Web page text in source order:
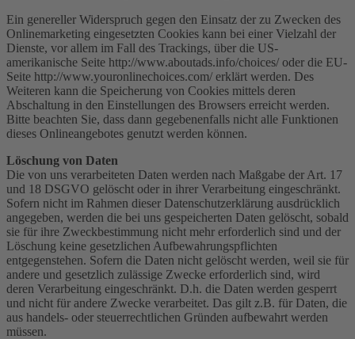
Ein genereller Widerspruch gegen den Einsatz der zu Zwecken des
Onlinemarketing eingesetzten Cookies kann bei einer Vielzahl der
Dienste, vor allem im Fall des Trackings, über die US-
amerikanische Seite http://www.aboutads.info/choices/ oder die EU-
Seite http://www.youronlinechoices.com/ erklärt werden. Des
Weiteren kann die Speicherung von Cookies mittels deren
Abschaltung in den Einstellungen des Browsers erreicht werden.
Bitte beachten Sie, dass dann gegebenenfalls nicht alle Funktionen
dieses Onlineangebotes genutzt werden können.
Löschung von Daten
Die von uns verarbeiteten Daten werden nach Maßgabe der Art. 17
und 18 DSGVO gelöscht oder in ihrer Verarbeitung eingeschränkt.
Sofern nicht im Rahmen dieser Datenschutzerklärung ausdrücklich
angegeben, werden die bei uns gespeicherten Daten gelöscht, sobald
sie für ihre Zweckbestimmung nicht mehr erforderlich sind und der
Löschung keine gesetzlichen Aufbewahrungspflichten
entgegenstehen. Sofern die Daten nicht gelöscht werden, weil sie für
andere und gesetzlich zulässige Zwecke erforderlich sind, wird
deren Verarbeitung eingeschränkt. D.h. die Daten werden gesperrt
und nicht für andere Zwecke verarbeitet. Das gilt z.B. für Daten, die
aus handels- oder steuerrechtlichen Gründen aufbewahrt werden
müssen.